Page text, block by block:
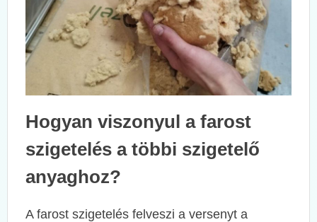
Hogyan viszonyul a farost
szigetelés a többi szigetelő
anyaghoz?
A farost szigetelés felveszi a versenyt a